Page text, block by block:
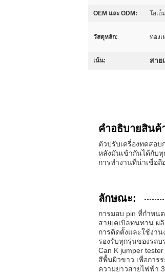
OEM และ ODM: โอเอ็
วัสดุหลัก: ทองเ
เน้น: สาย
คําอธิบายสินค้
ตัวปรับเครื่องทดสอ
หลังมันเข้ากันได้กับทุ
การทํางานที่น่าเชื่อถื
ลักษณะ:
การมอบ pin ที่กําหน
สายเคเบิลทนทาน ผ
การติดตั้งและใช้งาน
รองรับทุกรุ่นของรถ
Can K jumper
สีพื้นผิวขาว เพื่อการร
ความยาวสายไฟฟ้า